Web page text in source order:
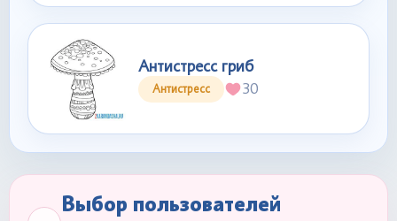
Антистресс гриб
Антистресс 30
Выбор пользователей